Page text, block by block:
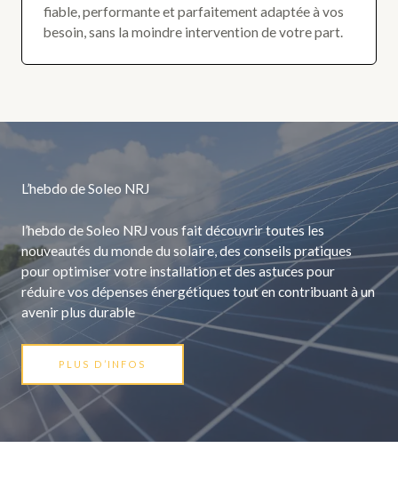
fiable, performante et parfaitement adaptée à vos
besoin, sans la moindre intervention de votre part.
L’hebdo de Soleo NRJ
l’hebdo de Soleo NRJ vous fait découvrir toutes les
nouveautés du monde du solaire, des conseils pratiques
pour optimiser votre installation et des astuces pour
réduire vos dépenses énergétiques tout en contribuant à un
avenir plus durable
PLUS D’INFOS